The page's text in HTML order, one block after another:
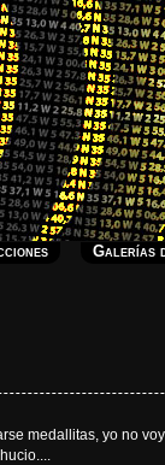
medallitas, yo no
Galerías